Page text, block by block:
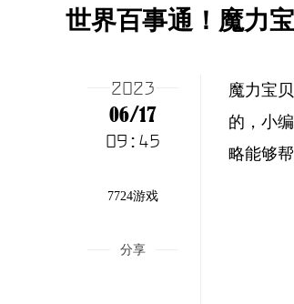
世界百事通！魔力
2023
06/17
09:45
7724游戏
分享
魔力宝
的，小
略能够
暗黑4荣誉赌局任务怎么完成